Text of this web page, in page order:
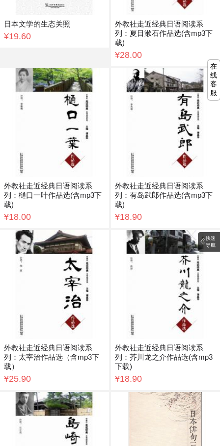
日本文学的生态关照
¥19.60
外教社走近经典日语阅读系
列：夏目漱石作品选(含mp3下
载)
¥28.00
外教社走近经典日语阅读系
列：樋口一叶作品选(含mp3下
载)
¥18.00
外教社走近经典日语阅读系
列：有岛武郎作品选(含mp3下
载)
¥18.90
外教社走近经典日语阅读系
列：太宰治作品选（含mp3下
载）
¥25.90
外教社走近经典日语阅读系
列：芥川龙之介作品选(含mp3
下载)
¥18.90
快速
导航
在
线
客
服